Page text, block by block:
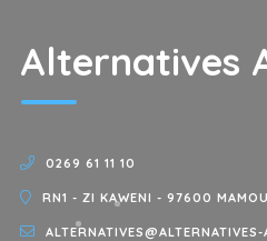
Alternatives
0269 61 11 10
RN1 - ZI KAWENI - 97600